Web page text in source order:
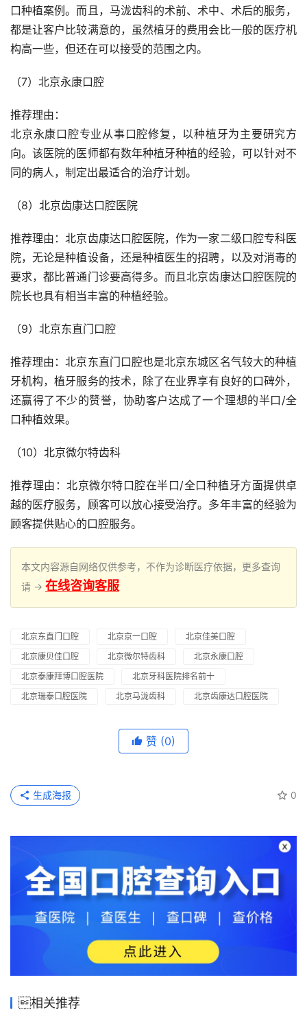
口种植案例。而且，马泷齿科的术前、术中、术后的服务，
都是让客户比较满意的，虽然植牙的费用会比一般的医疗机
构高一些，但还在可以接受的范围之内。
（7）北京永康口腔
推荐理由：
北京永康口腔专业从事口腔修复，以种植牙为主要研究方
向。该医院的医师都有数年种植牙种植的经验，可以针对不
同的病人，制定出最适合的治疗计划。
（8）北京齿康达口腔医院
推荐理由：北京齿康达口腔医院，作为一家二级口腔专科医
院，无论是种植设备，还是种植医生的招聘，以及对消毒的
要求，都比普通门诊要高得多。而且北京齿康达口腔医院的
院长也具有相当丰富的种植经验。
（9）北京东直门口腔
推荐理由：北京东直门口腔也是北京东城区名气较大的种植
牙机构，植牙服务的技术，除了在业界享有良好的口碑外，
还赢得了不少的赞誉，协助客户达成了一个理想的半口/全
口种植效果。
（10）北京微尔特齿科
推荐理由：北京微尔特口腔在半口/全口种植牙方面提供卓
越的医疗服务，顾客可以放心接受治疗。多年丰富的经验为
顾客提供贴心的口腔服务。
本文内容源自网络仅供参考，不作为诊断医疗依据，更多查询
请 → 在线咨询客服
北京东直门口腔 北京京一口腔
北京佳美口腔
北京康贝佳口腔
北京微尔特齿科
北京永康口腔
北京泰康拜博口腔医院
北京牙科医院排名前十
北京瑞泰口腔医院
北京马泷齿科 北京齿康达口腔医院
赞 (0)
0
生成海报
相关推荐